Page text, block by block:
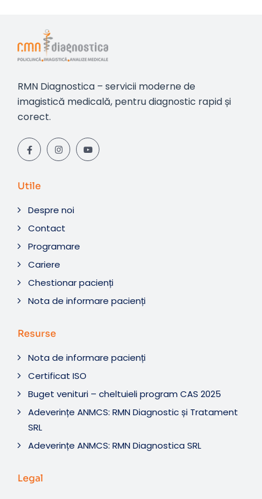
RMN Diagnostica – servicii moderne de
imagistică medicală, pentru diagnostic rapid și
corect.
Utile
Despre noi
Contact
Programare
Cariere
Chestionar pacienți
Nota de informare pacienți
Resurse
Nota de informare pacienți
Certificat ISO
Buget venituri – cheltuieli program CAS 2025
Adeverințe ANMCS: RMN Diagnostic și Tratament
SRL
Adeverințe ANMCS: RMN Diagnostica SRL
Legal